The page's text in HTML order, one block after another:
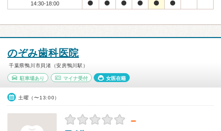
14:30-18:00
のぞみ歯科医院
千葉県鴨川市貝渚（安房鴨川駅）
駐車場あり マイナ受付 女医在籍
土曜（〜13:00）
－